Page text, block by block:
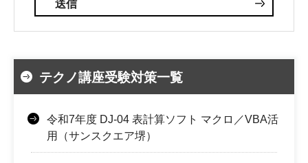
テクノ講座受験対策一覧
令和7年度 DJ-04 表計算ソフト マクロ／VBA活
用（サンスクエア堺）